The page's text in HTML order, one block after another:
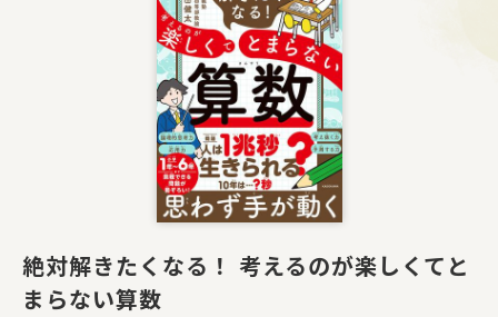
絶対解きたくなる！ 考えるのが楽しくてと
まらない算数